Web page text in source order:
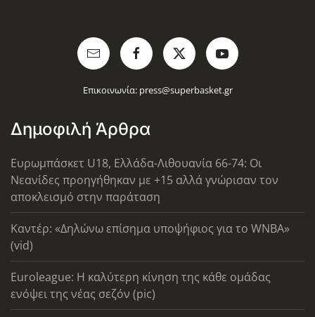
Επικοινωνία: press@superbasket.gr
Δημοφιλή Άρθρα
Ευρωμπάσκετ U18, Ελλάδα-Λιθουανία 66-74: Οι
Νεανίδες προηγήθηκαν με +15 αλλά γνώρισαν τον
αποκλεισμό στην παράταση
Καντέρ: «Δηλώνω επίσημα υποψήφιος για το WNBA»
(vid)
Euroleague: Η καλύτερη κίνηση της κάθε ομάδας
ενόψει της νέας σεζόν (pic)